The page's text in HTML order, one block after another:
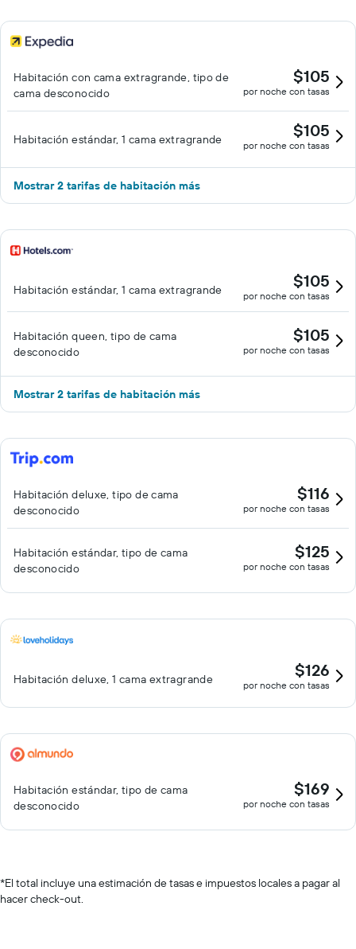
Habitación con cama extragrande, tipo de
cama desconocido
$105
por noche con tasas
Habitación estándar, 1 cama extragrande $105
por noche con tasas
Mostrar 2 tarifas de habitación más
Habitación estándar, 1 cama extragrande $105
por noche con tasas
Habitación queen, tipo de cama
desconocido
$105
por noche con tasas
Mostrar 2 tarifas de habitación más
Habitación deluxe, tipo de cama
desconocido
$116
por noche con tasas
Habitación estándar, tipo de cama
desconocido
$125
por noche con tasas
Habitación deluxe, 1 cama extragrande $126
por noche con tasas
Habitación estándar, tipo de cama
desconocido
$169
por noche con tasas
*El total incluye una estimación de tasas e impuestos locales a pagar al
hacer check-out.